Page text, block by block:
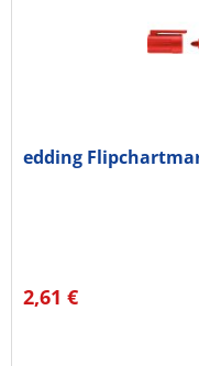
edding
2,61 €